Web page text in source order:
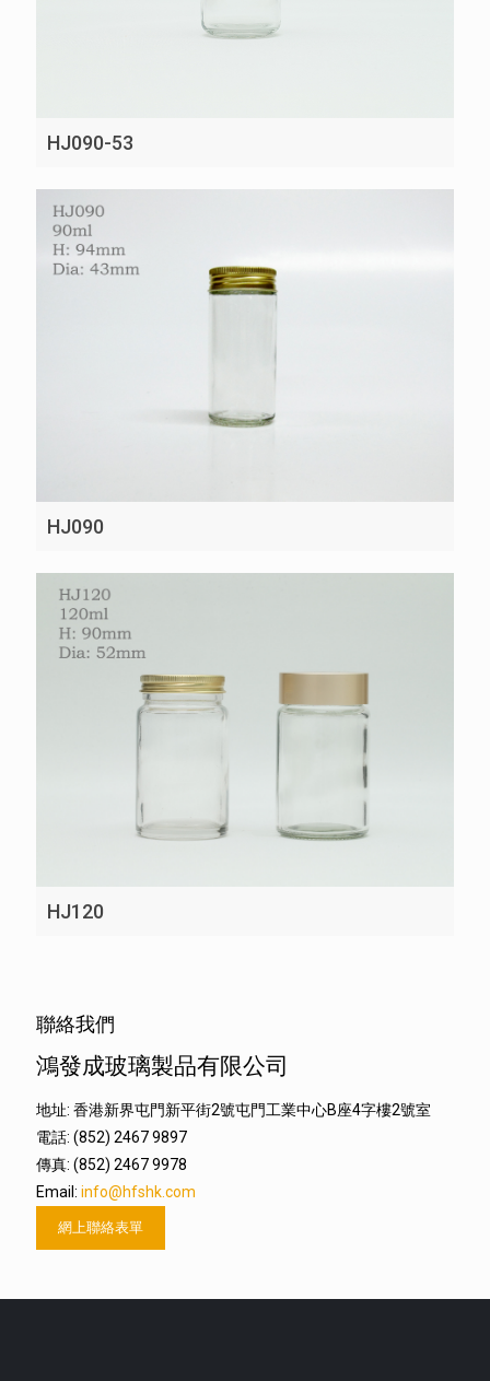
HJ090-53
HJ090
HJ120
聯絡我們
鴻發成玻璃製品有限公司
地址: 香港新界屯門新平街2號屯門工業中心B座4字樓2號室
電話: (852) 2467 9897
傳真: (852) 2467 9978
Email: info@hfshk.com
網上聯絡表單